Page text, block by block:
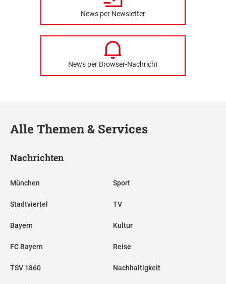
News per Newsletter
News per Browser-Nachricht
Alle Themen & Services
Nachrichten
München
Stadtviertel
Bayern
FC Bayern
TSV 1860
Sport
TV
Kultur
Reise
Nachhaltigkeit